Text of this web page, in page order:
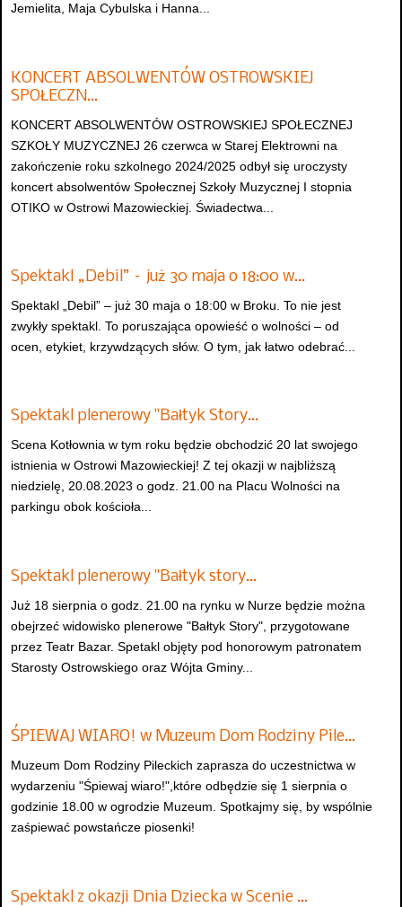
Jemielita, Maja Cybulska i Hanna...
KONCERT ABSOLWENTÓW OSTROWSKIEJ
SPOŁECZN…
KONCERT ABSOLWENTÓW OSTROWSKIEJ SPOŁECZNEJ
SZKOŁY MUZYCZNEJ 26 czerwca w Starej Elektrowni na
zakończenie roku szkolnego 2024/2025 odbył się uroczysty
koncert absolwentów Społecznej Szkoły Muzycznej I stopnia
OTIKO w Ostrowi Mazowieckiej. Świadectwa...
Spektakl „Debil” – już 30 maja o 18:00 w…
Spektakl „Debil” – już 30 maja o 18:00 w Broku. To nie jest
zwykły spektakl. To poruszająca opowieść o wolności – od
ocen, etykiet, krzywdzących słów. O tym, jak łatwo odebrać...
Spektakl plenerowy "Bałtyk Story…
Scena Kotłownia w tym roku będzie obchodzić 20 lat swojego
istnienia w Ostrowi Mazowieckiej! Z tej okazji w najbliższą
niedzielę, 20.08.2023 o godz. 21.00 na Placu Wolności na
parkingu obok kościoła...
Spektakl plenerowy "Bałtyk story…
Już 18 sierpnia o godz. 21.00 na rynku w Nurze będzie można
obejrzeć widowisko plenerowe "Bałtyk Story", przygotowane
przez Teatr Bazar. Spetakl objęty pod honorowym patronatem
Starosty Ostrowskiego oraz Wójta Gminy...
ŚPIEWAJ WIARO! w Muzeum Dom Rodziny Pile…
Muzeum Dom Rodziny Pileckich zaprasza do uczestnictwa w
wydarzeniu "Śpiewaj wiaro!",które odbędzie się 1 sierpnia o
godzinie 18.00 w ogrodzie Muzeum. Spotkajmy się, by wspólnie
zaśpiewać powstańcze piosenki!
Spektakl z okazji Dnia Dziecka w Scenie …